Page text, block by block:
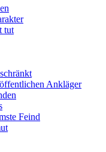
tut
Ankläger
Feind